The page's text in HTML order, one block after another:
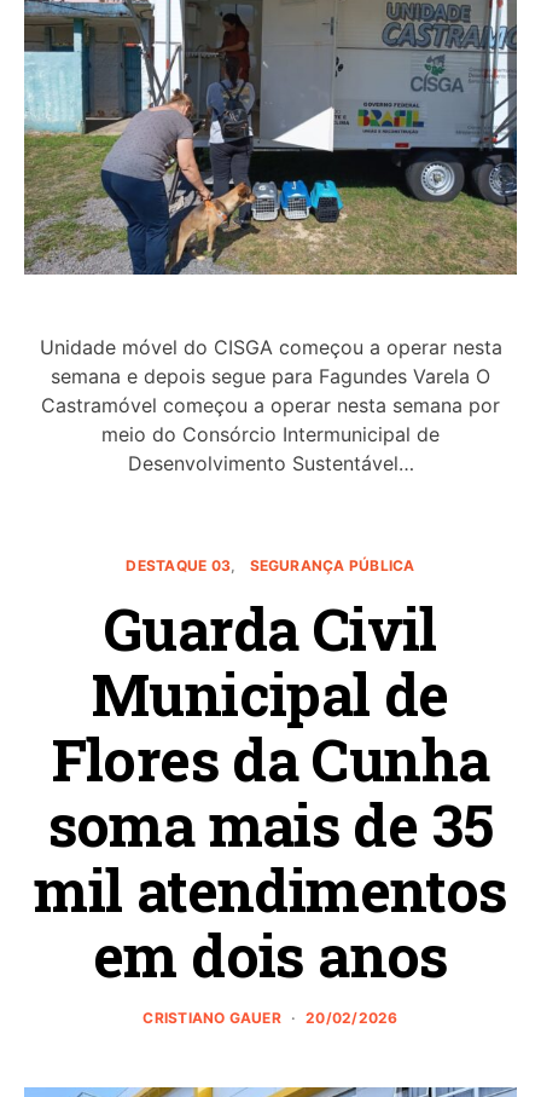
Unidade móvel do CISGA começou a operar nesta
semana e depois segue para Fagundes Varela O
Castramóvel começou a operar nesta semana por
meio do Consórcio Intermunicipal de
Desenvolvimento Sustentável…
DESTAQUE 03 SEGURANÇA PÚBLICA
Guarda Civil
Municipal de
Flores da Cunha
soma mais de 35
mil atendimentos
em dois anos
CRISTIANO GAUER 20/02/2026